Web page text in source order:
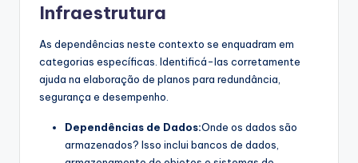
Infraestrutura
As dependências neste contexto se enquadram em
categorias específicas. Identificá-las corretamente
ajuda na elaboração de planos para redundância,
segurança e desempenho.
Dependências de Dados:Onde os dados são
armazenados? Isso inclui bancos de dados,